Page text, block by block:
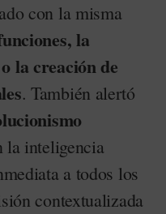
con la misma
la
la creación de
. También alertó
la inteligencia
a todos los
contextualizada